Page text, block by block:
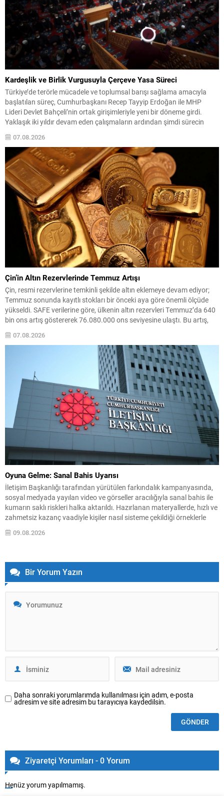
Kardeşlik ve Birlik Vurgusuyla Çerçeve Yasa Süreci
Türkiye’de terörle mücadele ve toplumsal barışı sağlama amacıyla
başlatılan süreç, Cumhurbaşkanı Recep Tayyip Erdoğan ile MHP
Lideri Devlet Bahçeli’nin ortak girişimleriyle yeni bir döneme girdi.
Yaklaşık iki yıldır devam eden çalışmaların ardından şimdi sürecin
komisyonda görüşülecek olan bu yasa taslağı,...
07.08.2026
Çin’in Altın Rezervlerinde Temmuz Artışı
Çin, resmi rezervlerine temkinli şekilde altın eklemeye devam ediyor;
Temmuz sonunda kayıtlı stokları bir önceki aya göre önemli ölçüde
yükseldi. SAFE verilerine göre, ülkenin altın rezervleri Temmuz’da 640
bin ons artış göstererek 76.080.000 ons seviyesine ulaştı. Bu artış,
ediyor. Temmuz...
07.08.2026
Oyuna Gelme: Sanal Bahis Uyarısı
İletişim Başkanlığı tarafından yürütülen farkındalık kampanyasında,
sosyal medyada yayılan video ve görseller aracılığıyla sanal bahis ile
kumarın saklı riskleri halka aktarıldı. Hazırlanan materyallerde, hızlı ve
zahmetsiz kazanç vaadiyle kişiler nasıl sisteme çekildiği örneklerle
anlatıldı. Çalışmada, bahis ve kumarın masum bir eğlence olmadığı;
kayıpları telafi etme düşüncesinin kullanıcıyı daha fazla oynamaya...
09.08.2026
Bir Yorum Yazın
Daha sonraki yorumlarımda kullanılması için adım, e-posta
adresim ve site adresim bu tarayıcıya kaydedilsin.
Ziyaretçi Yorumları - 0 Yorum
Henüz yorum yapılmamış.